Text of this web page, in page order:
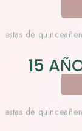
15